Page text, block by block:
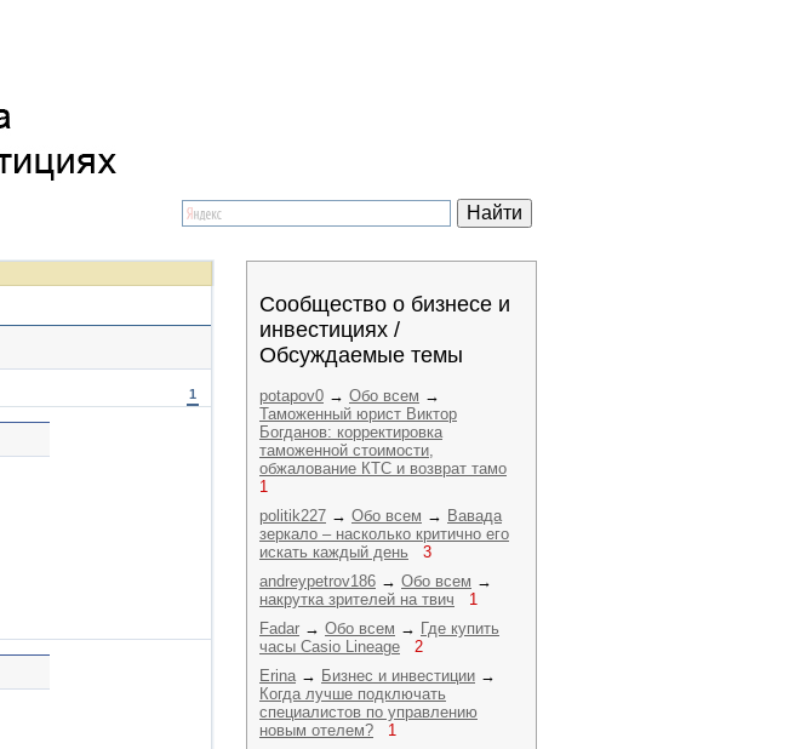
Сообщество о бизнесе и
инвестициях /
Обсуждаемые темы
potapov0 → Обо всем →
Таможенный юрист Виктор
Богданов: корректировка
таможенной стоимости,
обжалование КТС и возврат тамо
1
politik227 → Обо всем → Вавада
зеркало – насколько критично его
искать каждый день
3
andreypetrov186 → Обо всем →
накрутка зрителей на твич
1
Fadar → Обо всем → Где купить
часы Casio Lineage
2
Erina→ Бизнес и инвестиции →
Когда лучше подключать
специалистов по управлению
новым отелем?
1
1